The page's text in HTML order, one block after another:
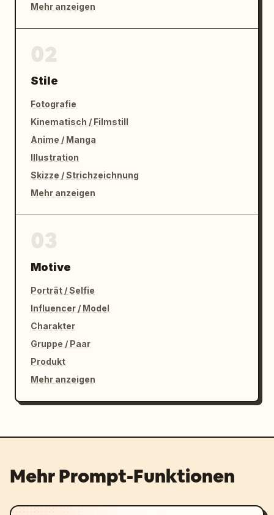
Mehr anzeigen
Stile
Fotografie
Kinematisch / Filmstill
Anime / Manga
Illustration
Skizze / Strichzeichnung
Mehr anzeigen
Motive
Porträt / Selfie
Influencer / Model
Charakter
Gruppe / Paar
Produkt
Mehr anzeigen
Mehr Prompt-Funktionen